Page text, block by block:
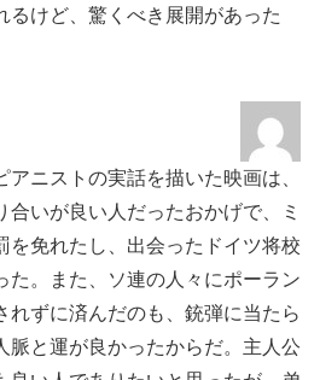
るけど、驚くべき展開があった
アニストの実話を描いた映画は、
合いが良い人だったおかげで、ミ
を免れたし、出会ったドイツ将校
た。また、ソ連の人々にポーラン
れずに済んだのも、銃弾に当たら
脈と運が良かったからだ。主人公